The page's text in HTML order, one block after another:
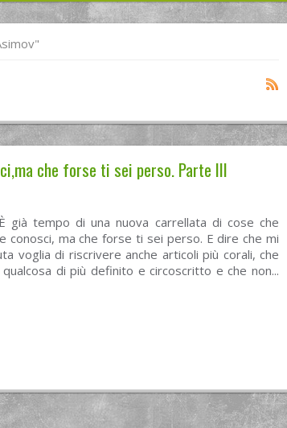
che forse ti sei perso. Parte III
già tempo di una nuova carrellata di cose che
conosci, ma che forse ti sei perso. E dire che mi
voglia di riscrivere anche articoli più corali, che
di più definito e circoscritto e che non...